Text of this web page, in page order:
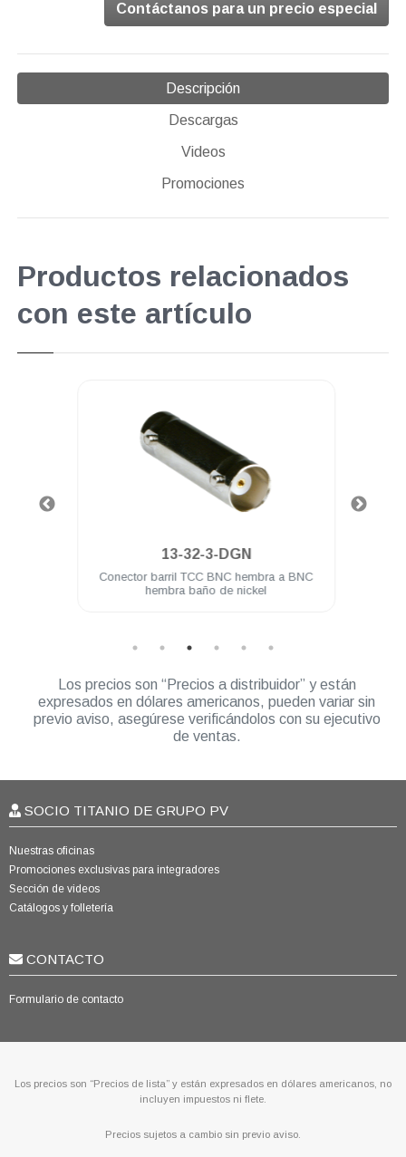
Contáctanos para un precio especial
Descripción
Descargas
Videos
Promociones
Productos relacionados
con este artículo
13-32-3-DGN
Conector barril TCC BNC hembra a BNC
hembra baño de nickel
Los precios son “Precios a distribuidor” y están
expresados en dólares americanos, pueden variar sin
previo aviso, asegúrese verificándolos con su ejecutivo
de ventas.
SOCIO TITANIO DE GRUPO PV
Nuestras oficinas
Promociones exclusivas para integradores
Sección de videos
Catálogos y folletería
CONTACTO
Formulario de contacto
Los precios son “Precios de lista” y están expresados en dólares americanos, no
incluyen impuestos ni flete.
Precios sujetos a cambio sin previo aviso.